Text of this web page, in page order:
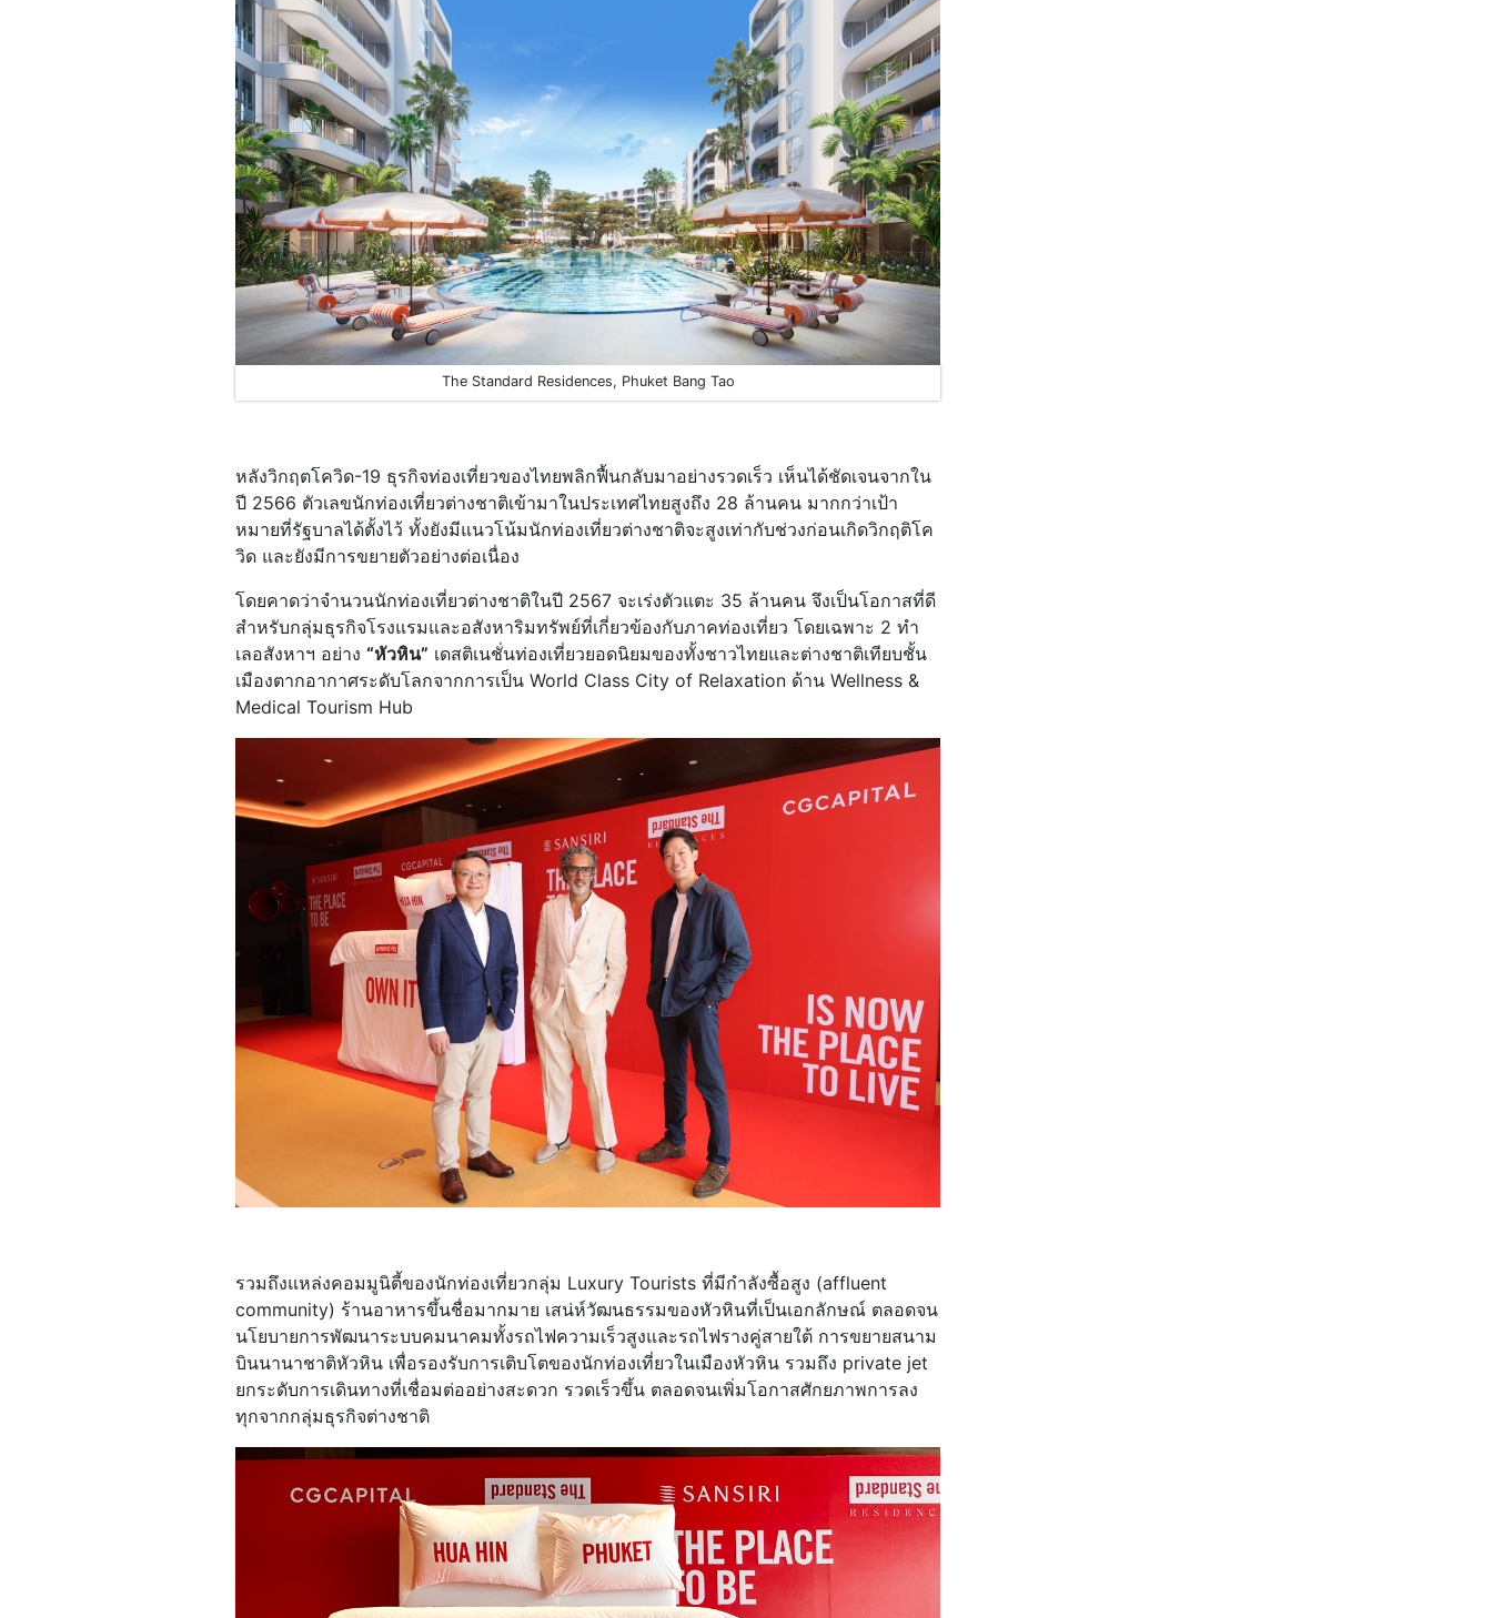
The Standard Residences, Phuket Bang Tao
หลังวิกฤตโควิด-19 ธุรกิจท่องเที่ยวของไทยพลิกฟื้นกลับมาอย่างรวดเร็ว เห็นได้ชัดเจนจากใน
ปี 2566 ตัวเลขนักท่องเที่ยวต่างชาติเข้ามาในประเทศไทยสูงถึง 28 ล้านคน มากกว่าเป้า
หมายที่รัฐบาลได้ตั้งไว้ ทั้งยังมีแนวโน้มนักท่องเที่ยวต่างชาติจะสูงเท่ากับช่วงก่อนเกิดวิกฤติโค
วิด และยังมีการขยายตัวอย่างต่อเนื่อง
โดยคาดว่าจำนวนนักท่องเที่ยวต่างชาติในปี 2567 จะเร่งตัวแตะ 35 ล้านคน จึงเป็นโอกาสที่ดี
สำหรับกลุ่มธุรกิจโรงแรมและอสังหาริมทรัพย์ที่เกี่ยวข้องกับภาคท่องเที่ยว โดยเฉพาะ 2 ทำ
เลอสังหาฯ อย่าง “หัวหิน” เดสติเนชั่นท่องเที่ยวยอดนิยมของทั้งชาวไทยและต่างชาติเทียบชั้น
เมืองตากอากาศระดับโลกจากการเป็น World Class City of Relaxation ด้าน Wellness &
Medical Tourism Hub
รวมถึงแหล่งคอมมูนิตี้ของนักท่องเที่ยวกลุ่ม Luxury Tourists ที่มีกำลังซื้อสูง (affluent
community) ร้านอาหารขึ้นชื่อมากมาย เสน่ห์วัฒนธรรมของหัวหินที่เป็นเอกลักษณ์ ตลอดจน
นโยบายการพัฒนาระบบคมนาคมทั้งรถไฟความเร็วสูงและรถไฟรางคู่สายใต้ การขยายสนาม
บินนานาชาติหัวหิน เพื่อรองรับการเติบโตของนักท่องเที่ยวในเมืองหัวหิน รวมถึง private jet
ยกระดับการเดินทางที่เชื่อมต่ออย่างสะดวก รวดเร็วขึ้น ตลอดจนเพิ่มโอกาสศักยภาพการลง
ทุกจากกลุ่มธุรกิจต่างชาติ